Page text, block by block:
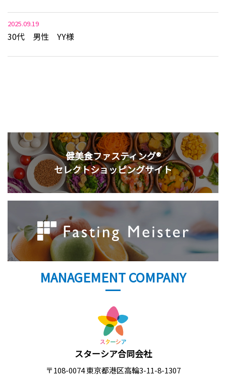
2025.09.19
30代 男性 YY様
健美食ファスティング®
セレクトショッピングサイト
MANAGEMENT COMPANY
スターシア合同会社
〒108-0074 東京都港区高輪3-11-8-1307